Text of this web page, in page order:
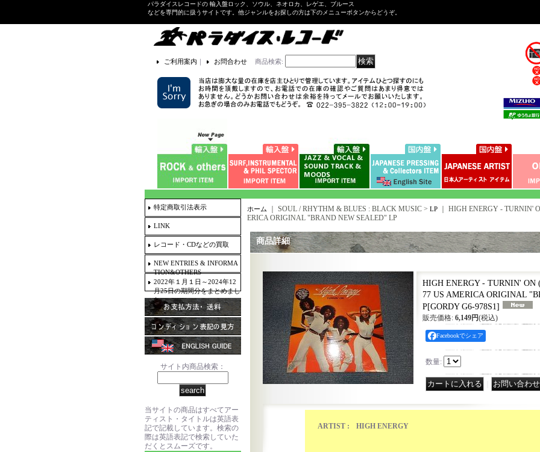
パラダイスレコードの 輸入盤ロック、ソウル、ネオロカ、レゲエ、ブルース
などを専門的に扱うサイトです。他ジャンルをお探しの方は下のメニューボタンからどうぞ。
ご利用案内 ｜ お問合わせ 商品検索:
特定商取引法表示
LINK
レコード・CDなどの買取
NEW ENTRIES & INFORMA
TION&OTHERS
2022年１月１日～2024年12
月25日の期間分をまとめまし
た。
サイト内商品検索：
当サイトの商品はすべてアー
ティスト・タイトルは英語表
記で記載しています。検索の
際は英語表記で検索していた
だくとスムーズです。
ホーム ｜ SOUL / RHYTHM & BLUES : BLACK MUSIC > LP
HIGH ENERGY - TURNIN'
ERICA ORIGINAL "BRAND NEW SEALED" LP
商品詳細
HIGH ENERGY - TURNIN' ON
77 US AMERICA ORIGINAL
P[GORDY G6-978S1]
販売価格: 6,149円(税込)
Facebookでシェア
数量:
ARTIST : HIGH ENERGY